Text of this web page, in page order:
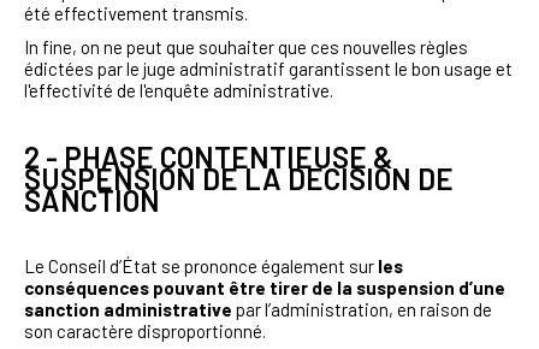
été effectivement transmis.
In fine, on ne peut que souhaiter que ces nouvelles règles
édictées par le juge administratif garantissent le bon usage et
l'effectivité de l'enquête administrative.
2 - PHASE CONTENTIEUSE &
SUSPENSION DE LA DECISION DE
SANCTION
Le Conseil d’État se prononce également sur les
conséquences pouvant être tirer de la suspension d’une
sanction administrative par l’administration, en raison de
son caractère disproportionné.